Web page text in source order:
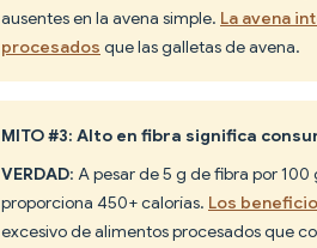
ausentes en la avena simple. La avena
procesados que las galletas de avena.
MITO #3: Alto en fibra significa
VERDAD: A pesar de 5 g de fibra por
proporciona 450+ calorías. Los
excesivo de alimentos procesados que